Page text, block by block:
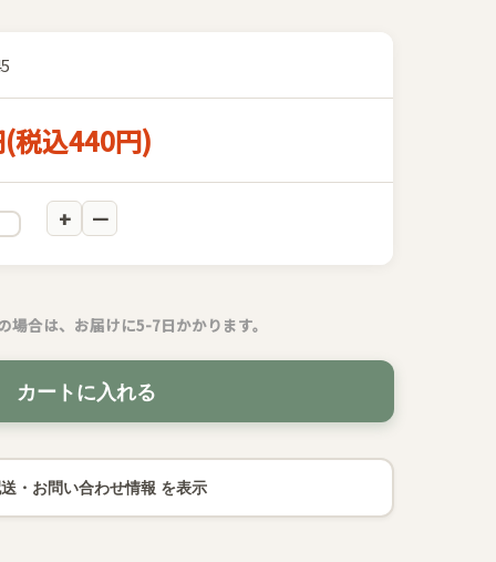
税込440円)
合は、お届けに5-7日かかります。
カートに入れる
・お問い合わせ情報